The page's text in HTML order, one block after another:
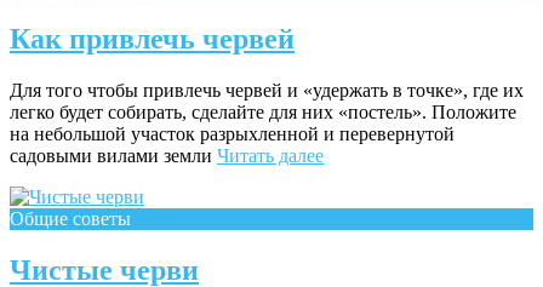
Как привлечь червей
Для того чтобы привлечь червей и «удержать в точке», где их
легко будет собирать, сделайте для них «постель». Положите
на небольшой участок разрыхленной и перевернутой
садовыми вилами земли Читать далее
Общие советы
Чистые черви